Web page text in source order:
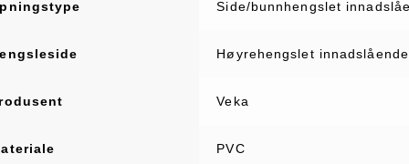
Side/bunnhengslet
Høyrehengslet
Veka
PVC